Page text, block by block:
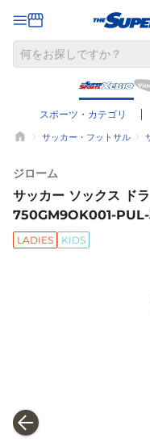
スポーツ・カテゴリ
サッカー・フットサル
ジローム
サッカー ソックス ド
750GM9OK001-PUL-
LADIES KIDS